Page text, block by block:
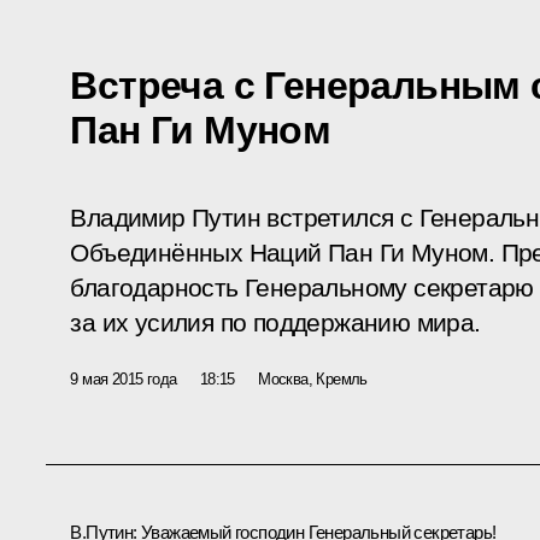
Встреча с
Пан Ги Муном
Владимир Путин встретился с
Объединённых Наций Пан Ги Муном.
благодарность Генеральному
за их усилия по поддержанию мира.
9 мая 2015 года 18:15 Москва, Кремль
В.Путин: Уважаемый господин Генеральный секретарь!